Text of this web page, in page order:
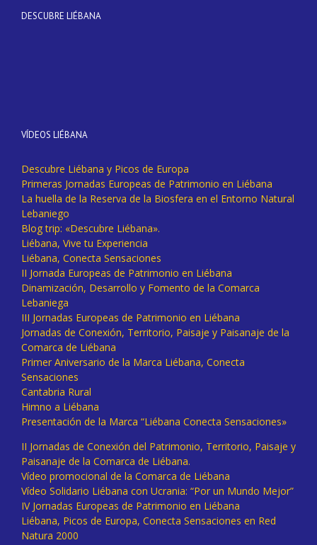
DESCUBRE LIÉBANA
VÍDEOS LIÉBANA
Descubre Liébana y Picos de Europa
Primeras Jornadas Europeas de Patrimonio en Liébana
La huella de la Reserva de la Biosfera en el Entorno Natural
Lebaniego
Blog trip: «Descubre Liébana».
Liébana, Vive tu Experiencia
Liébana, Conecta Sensaciones
II Jornada Europeas de Patrimonio en Liébana
Dinamización, Desarrollo y Fomento de la Comarca
Lebaniega
III Jornadas Europeas de Patrimonio en Liébana
Jornadas de Conexión, Territorio, Paisaje y Paisanaje de la
Comarca de Liébana
Primer Aniversario de la Marca Liébana, Conecta
Sensaciones
Cantabria Rural
Himno a Liébana
Presentación de la Marca “Liébana Conecta Sensaciones»
II Jornadas de Conexión del Patrimonio, Territorio, Paisaje y
Paisanaje de la Comarca de Liébana.
Vídeo promocional de la Comarca de Liébana
Vídeo Solidario Liébana con Ucrania: “Por un Mundo Mejor”
IV Jornadas Europeas de Patrimonio en Liébana
Liébana, Picos de Europa, Conecta Sensaciones en Red
Natura 2000